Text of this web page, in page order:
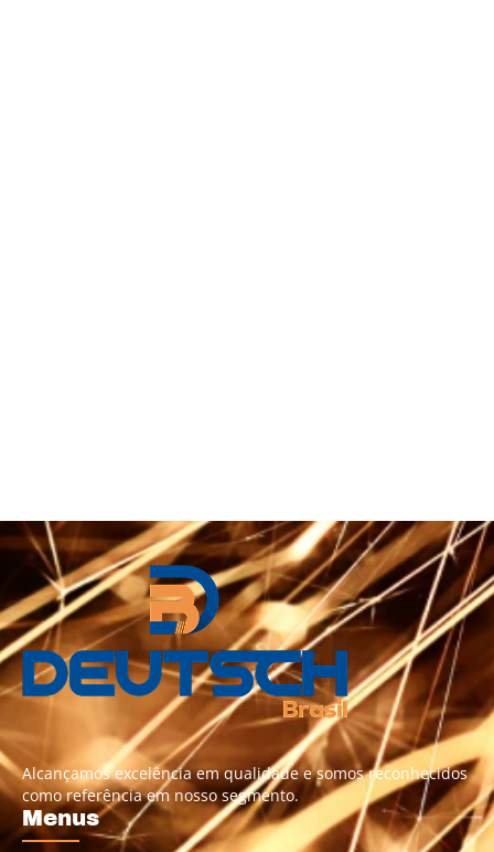
Alcançamos excelência em qualidade e somos reconhecidos
como referência em nosso segmento.
Menus